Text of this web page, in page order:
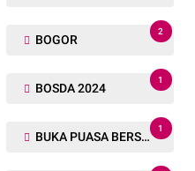
BOGOR
2
BOSDA 2024
1
BUKA PUASA BERSAMA
1